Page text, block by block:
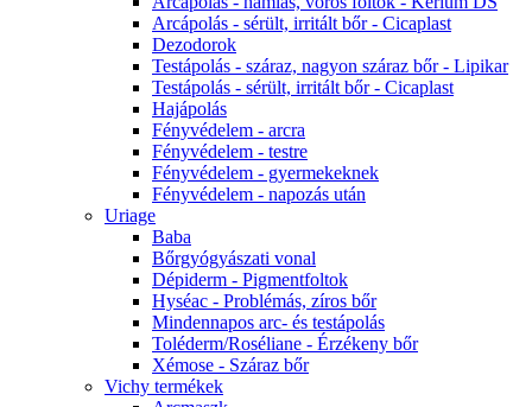
Arcápolás - sérült, irritált bőr - Cicaplast
Dezodorok
Testápolás - száraz, nagyon száraz bőr - Lipikar
Testápolás - sérült, irritált bőr - Cicaplast
Hajápolás
Fényvédelem - arcra
Fényvédelem - testre
Fényvédelem - gyermekeknek
Fényvédelem - napozás után
Uriage
Baba
Bőrgyógyászati vonal
Dépiderm - Pigmentfoltok
Hyséac - Problémás, zíros bőr
Mindennapos arc- és testápolás
Toléderm/Roséliane - Érzékeny bőr
Xémose - Száraz bőr
Vichy termékek